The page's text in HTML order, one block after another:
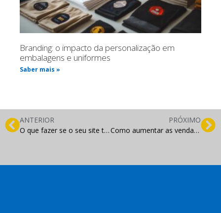
Branding: o impacto da personalização em
embalagens e uniformes
Saber mais »
ANTERIOR
O que fazer se o seu site tem tráfego mas não tem conversão?
PRÓXIMO
Como aumentar as vendas em um e-commerce?